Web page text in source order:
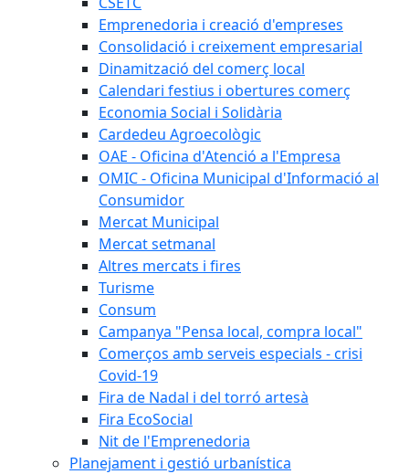
Emprenedoria i creació d'empreses
Consolidació i creixement empresarial
Dinamització del comerç local
Calendari festius i obertures comerç
Economia Social i Solidària
Cardedeu Agroecològic
OAE - Oficina d'Atenció a l'Empresa
OMIC - Oficina Municipal d'Informació al
Consumidor
Mercat Municipal
Mercat setmanal
Altres mercats i fires
Turisme
Consum
Campanya "Pensa local, compra local"
Comerços amb serveis especials - crisi
Covid-19
Fira de Nadal i del torró artesà
Fira EcoSocial
Nit de l'Emprenedoria
Planejament i gestió urbanística